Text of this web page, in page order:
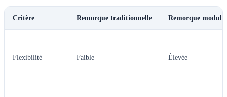
Critère Remorque traditionnelle Remorque
Flexibilité Faible Élevée